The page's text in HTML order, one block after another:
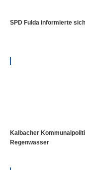
SPD Fulda informierte
Kalbacher
Regenwasser